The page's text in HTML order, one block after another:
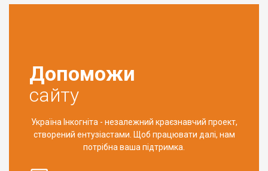
Допоможи
сайту
Україна Інкогніта - незалежний краєзнавчий проект,
створений ентузіастами. Щоб працювати далі, нам
потрібна ваша підтримка.